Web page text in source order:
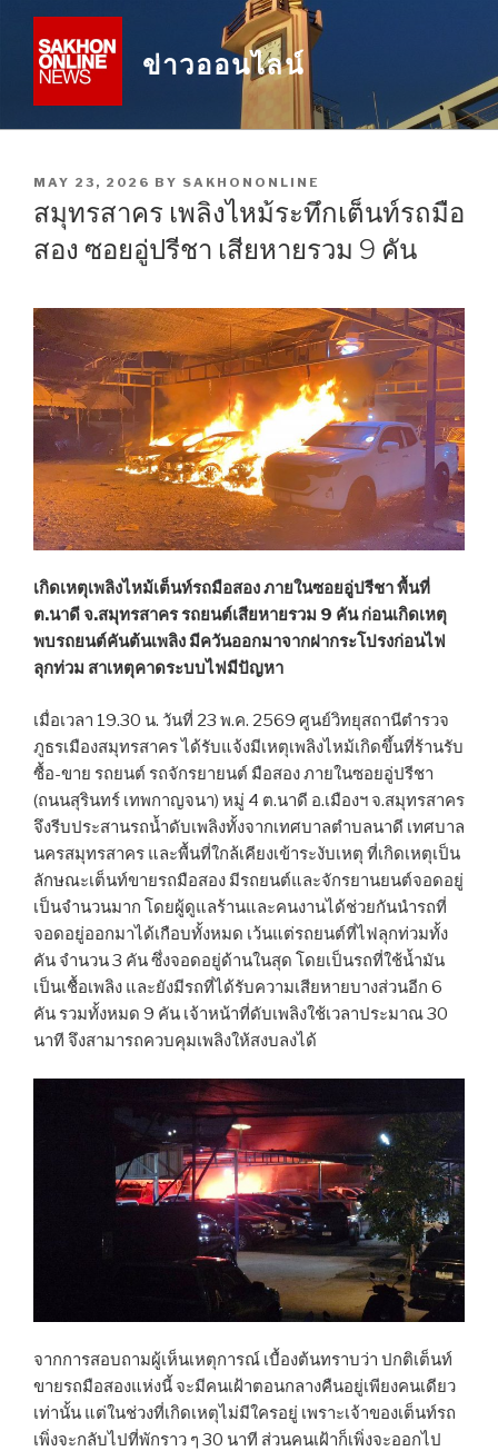
content
ข่าวออนไลน์
POSTED
MAY 23, 2026 BY SAKHONONLINE
สมุทรสาคร เพลิงไหม้ระทึกเต็นท์รถมือ
สอง ซอยอู่ปรีชา เสียหายรวม 9 คัน
เกิดเหตุเพลิงไหม้เต็นท์รถมือสอง ภายในซอยอู่ปรีชา พื้นที่
ต.นาดี จ.สมุทรสาคร รถยนต์เสียหายรวม 9 คัน ก่อนเกิดเหตุ
พบรถยนต์คันต้นเพลิง มีควันออกมาจากฝากระโปรงก่อนไฟ
ลุกท่วม สาเหตุคาดระบบไฟมีปัญหา
เมื่อเวลา 19.30 น. วันที่ 23 พ.ค. 2569 ศูนย์วิทยุสถานีตำรวจ
ภูธรเมืองสมุทรสาคร ได้รับแจ้งมีเหตุเพลิงไหม้เกิดขึ้นที่ร้านรับ
ซื้อ-ขาย รถยนต์ รถจักรยายนต์ มือสอง ภายในซอยอู่ปรีชา
(ถนนสุรินทร์ เทพกาญจนา) หมู่ 4 ต.นาดี อ.เมืองฯ จ.สมุทรสาคร
จึงรีบประสานรถน้ำดับเพลิงทั้งจากเทศบาลตำบลนาดี เทศบาล
นครสมุทรสาคร และพื้นที่ใกล้เคียงเข้าระงับเหตุ ที่เกิดเหตุเป็น
ลักษณะเต็นท์ขายรถมือสอง มีรถยนต์และจักรยานยนต์จอดอยู่
เป็นจำนวนมาก โดยผู้ดูแลร้านและคนงานได้ช่วยกันนำรถที่
จอดอยู่ออกมาได้เกือบทั้งหมด เว้นแต่รถยนต์ที่ไฟลุกท่วมทั้ง
คัน จำนวน 3 คัน ซึ่งจอดอยู่ด้านในสุด โดยเป็นรถที่ใช้น้ำมัน
เป็นเชื้อเพลิง และยังมีรถที่ได้รับความเสียหายบางส่วนอีก 6
คัน รวมทั้งหมด 9 คัน เจ้าหน้าที่ดับเพลิงใช้เวลาประมาณ 30
นาที จึงสามารถควบคุมเพลิงให้สงบลงได้
จากการสอบถามผู้เห็นเหตุการณ์ เบื้องต้นทราบว่า ปกติเต็นท์
ขายรถมือสองแห่งนี้ จะมีคนเฝ้าตอนกลางคืนอยู่เพียงคนเดียว
เท่านั้น แต่ในช่วงที่เกิดเหตุไม่มีใครอยู่ เพราะเจ้าของเต็นท์รถ
เพิ่งจะกลับไปที่พักราว ๆ 30 นาที ส่วนคนเฝ้าก็เพิ่งจะออกไป